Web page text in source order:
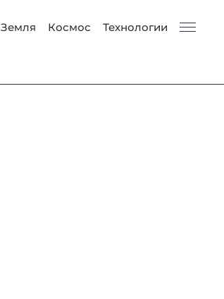
Земля Космос Технологии